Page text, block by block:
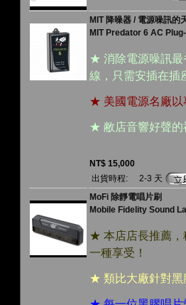
MIT 降噪器 / 電源噪訊的
MIT Predator 6 AC
★ 消除電源噪訊最
線，只需安插在插
★ 美國電源名廠以
★ 敝店音響好聲的
NT$ 15,000
出貨時程:
2-3 天
MoFi 除靜電唱片刷
Mobile Fidelity Sound
★ 本店店長推薦，
一種享受！
★ 類比大廠針對黑